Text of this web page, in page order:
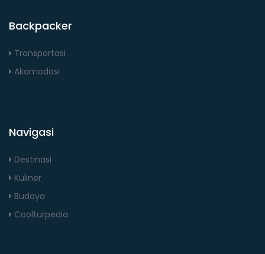
Backpacker
Transportasi
Akomodasi
Navigasi
Destinasi
Kuliner
Budaya
Coolturpedia